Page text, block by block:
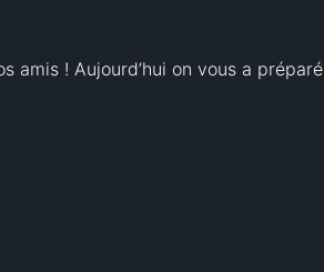
amis ! Aujourd’hui on vous a préparé